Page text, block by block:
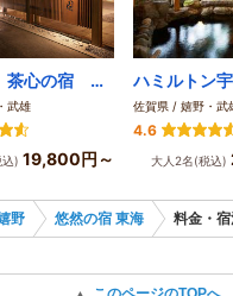
嬉野温泉 茶心の宿 和楽園
武雄
) 19,800円～
ハミルトン
佐賀県 / 嬉野・武
4.6
大人2名(税込)
野 悠然の宿 東海 料金・